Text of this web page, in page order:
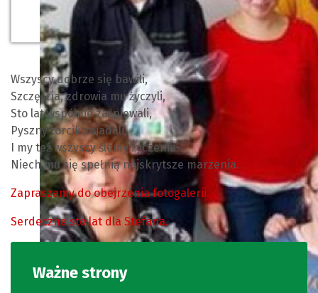
Wszyscy dobrze się bawili,
Szczęścia, zdrowia mu życzyli,
Sto lat wspólnie zaśpiewali,
Pyszny torcik zajadali,
I my też wszyscy ślemy życzenia-
Niech mu się spełnią najskrytsze marzenia.
Zapraszamy do obejrzenia fotogalerii.
Serdeczne sto lat dla Stefana.
Ważne strony